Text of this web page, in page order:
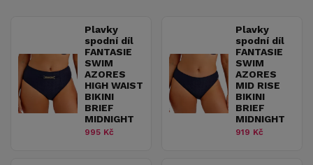
Plavky
spodní díl
FANTASIE
SWIM
AZORES
HIGH WAIST
BIKINI
BRIEF
MIDNIGHT
995 Kč
Plavky
spodní díl
FANTASIE
SWIM
AZORES
MID RISE
BIKINI
BRIEF
MIDNIGHT
919 Kč